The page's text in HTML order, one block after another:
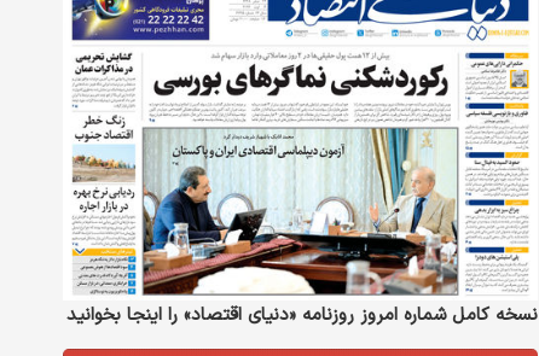
نسخه کامل شماره امروز روزنامه «دنیای‌ اقتصاد» را اینجا بخوانید